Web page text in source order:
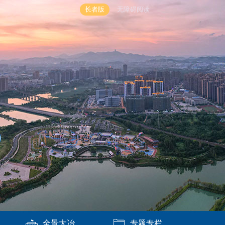
长者版 无障碍阅读
全景大冶 专题专栏